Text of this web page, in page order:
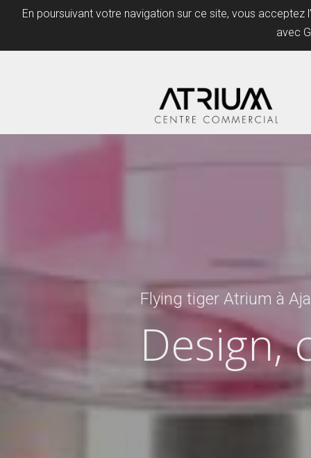
En poursuivant votre navigation sur ce site, vous
avec
Flying tiger Atrium à
Design,